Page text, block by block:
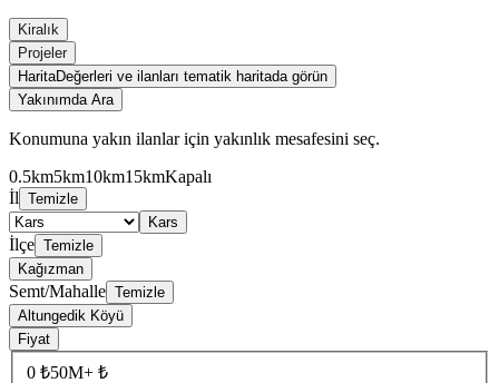
Kiralık
Projeler
HaritaDeğerleri ve ilanları tematik haritada görün
Yakınımda Ara
Konumuna yakın ilanlar için yakınlık mesafesini seç.
0.5km5km10km15kmKapalı
İl Temizle
Kars
İlçe Temizle
Kağızman
Semt/Mahalle Temizle
Altungedik Köyü
Fiyat
0 ₺50M+ ₺